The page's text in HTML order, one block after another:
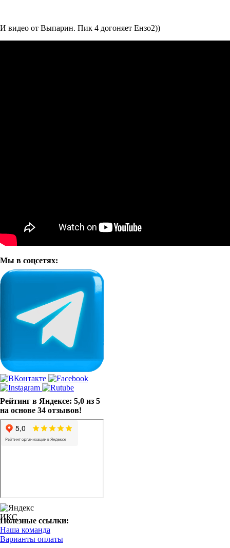
И видео от Выпарин. Пик 4 догоняет Ензо2))
Мы в соцсетях:
Рейтинг в Яндексе: 5,0 из 5
на основе 34 отзывов!
Полезные ссылки:
Наша команда
Варианты оплаты